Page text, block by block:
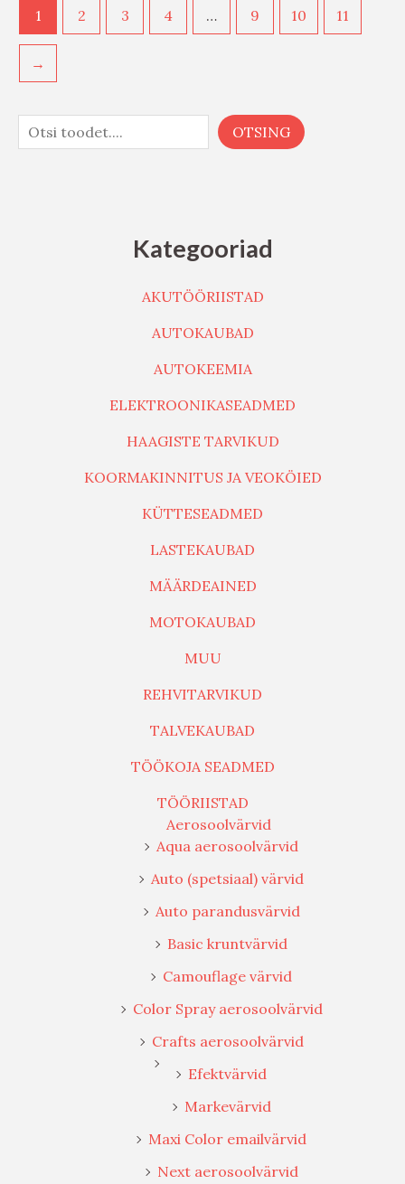
OTSING
Kategooriad
AKUTÖÖRIISTAD
AUTOKAUBAD
AUTOKEEMIA
ELEKTROONIKASEADMED
HAAGISTE TARVIKUD
KOORMAKINNITUS JA VEOKÖIED
KÜTTESEADMED
LASTEKAUBAD
MÄÄRDEAINED
MOTOKAUBAD
MUU
REHVITARVIKUD
TALVEKAUBAD
TÖÖKOJA SEADMED
TÖÖRIISTAD
Aerosoolvärvid
Aqua aerosoolvärvid
Auto (spetsiaal) värvid
Auto parandusvärvid
Basic kruntvärvid
Camouflage värvid
Color Spray aerosoolvärvid
Crafts aerosoolvärvid
Efektvärvid
Markevärvid
Maxi Color emailvärvid
Next aerosoolvärvid
1 2 3 4 … 9 10 11
→